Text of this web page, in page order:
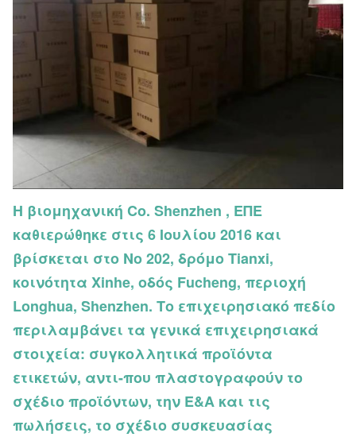
Η βιομηχανική Co. Shenzhen , ΕΠΕ
καθιερώθηκε στις 6 Ιουλίου 2016 και
βρίσκεται στο Νο 202, δρόμο Tianxi,
κοινότητα Xinhe, οδός Fucheng, περιοχή
Longhua, Shenzhen. Το επιχειρησιακό πεδίο
περιλαμβάνει τα γενικά επιχειρησιακά
στοιχεία: συγκολλητικά προϊόντα
ετικετών, αντι-που πλαστογραφούν το
σχέδιο προϊόντων, την Ε&Α και τις
πωλήσεις, το σχέδιο συσκευασίας